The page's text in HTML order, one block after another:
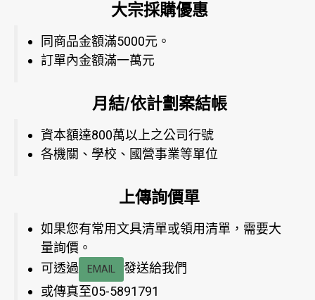
大宗採購優惠
同商品金額滿5000元。
訂單內金額滿一萬元
月結/依計劃案結帳
資本額達800萬以上之公司行號
各機關、學校、國營事業等單位
上傳詢價單
如果您有常用文具清單或領用清單，需要大
量詢價。
可透過
EMAIL
發送給我們
或傳真至05-5891791